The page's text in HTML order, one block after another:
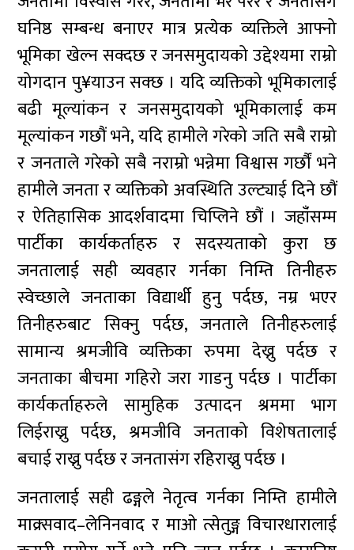
घनिष्ठ सम्बन्ध बनाएर मात्र प्रत्येक व्यक्तिले आफ्नो
भूमिका खेल्न सक्दछ र जनसमुदायको उद्देश्यमा राम्रो
योगदान पु¥याउन सक्छ । यदि व्यक्तिको भूमिकालाई
बढी मूल्यांकन र जनसमुदायको भूमिकालाई कम
मूल्यांकन गछौं भने, यदि हामीले गरेको जति सबै राम्रो
र जनताले गरेको सबै नराम्रो भन्नेमा विश्वास गर्छौं भने
हामीले जनता र व्यक्तिको अवस्थिति उल्ट्याई दिने छौं
र ऐतिहासिक आदर्शवादमा चिप्लिने छौं । जहाँंसम्म
पार्टीका कार्यकर्ताहरु र सदस्यताको कुरा छ
जनतालाई सही व्यवहार गर्नका निम्ति तिनीहरु
स्वेच्छाले जनताका विद्यार्थी हुनु पर्दछ, नम्र भएर
तिनीहरुबाट सिक्नु पर्दछ, जनताले तिनीहरुलाई
सामान्य श्रमजीवि व्यक्तिका रुपमा देख्नु पर्दछ र
जनताका बीचमा गहिरो जरा गाडनु पर्दछ । पार्टीका
कार्यकर्ताहरुले सामुहिक उत्पादन श्रममा भाग
लिईराख्नु पर्दछ, श्रमजीवि जनताको विशेषतालाई
बचाई राख्नु पर्दछ र जनतासंग रहिराख्नु पर्दछ ।
जनतालाई सही ढङ्गले नेतृत्व गर्नका निम्ति हामीले
माक्र्सवाद–लेनिनवाद र माओ त्सेतुङ्ग विचारधारालाई